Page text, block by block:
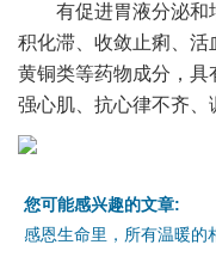
有促进胃液分泌和
积化滞、收敛止痢、活
黄铜类等药物成分，
强心肌、抗心律不齐、
您可能感兴趣的文章:
感恩生命里，所有温暖的